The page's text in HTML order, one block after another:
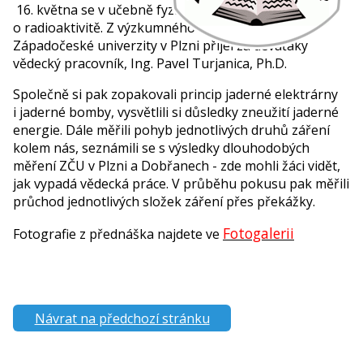
16. května se v učebně fyziky uskutečnila přednáška
o radioaktivitě. Z výzkumného centra RICE
Západočeské univerzity v Plzni přijel za deváťáky
vědecký pracovník, Ing. Pavel Turjanica, Ph.D.
Společně si pak zopakovali princip jaderné elektrárny
i jaderné bomby, vysvětlili si důsledky zneužití jaderné
energie. Dále měřili pohyb jednotlivých druhů záření
kolem nás, seznámili se s výsledky dlouhodobých
měření ZČU v Plzni a Dobřanech - zde mohli žáci vidět,
jak vypadá vědecká práce. V průběhu pokusu pak měřili
průchod jednotlivých složek záření přes překážky.
Fotografie z přednáška najdete ve Fotogalerii
Návrat na předchozí stránku